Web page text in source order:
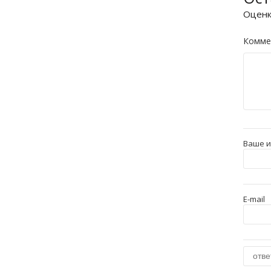
Ваше
E-mail